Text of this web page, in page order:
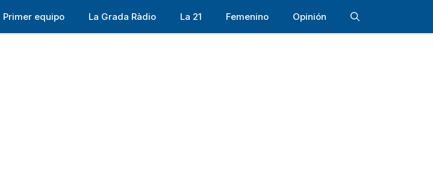
Primer equipo La Grada Ràdio La 21 Femenino Opinión